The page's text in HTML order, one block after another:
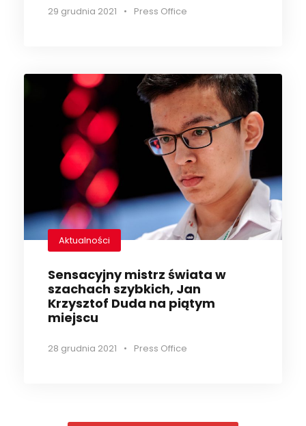
29 grudnia 2021 • Press Office
Aktualności
Sensacyjny mistrz świata w
szachach szybkich, Jan
Krzysztof Duda na piątym
miejscu
28 grudnia 2021 • Press Office